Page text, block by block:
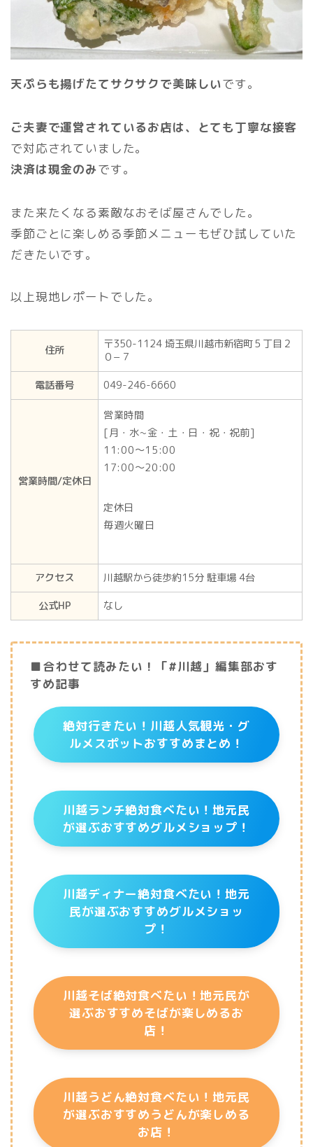
天ぷらも揚げたてサクサクで美味しいです。
ご夫妻で運営されているお店は、とても丁寧な接客
で対応されていました。
決済は現金のみです。
また来たくなる素敵なおそば屋さんでした。
季節ごとに楽しめる季節メニューもぜひ試していた
だきたいです。
以上現地レポートでした。
住所
〒350-1124 埼玉県川越市新宿町５丁目２
０−７
電話番号
049-246-6660
営業時間/定休日
営業時間
[月・水~金・土・日・祝・祝前]
11:00〜15:00
17:00〜20:00
定休日
毎週火曜日
アクセス
川越駅から徒歩約15分 駐車場 4台
公式HP
なし
■合わせて読みたい！「#川越」編集部おす
すめ記事
絶対行きたい！川越人気観光・グ
ルメスポットおすすめまとめ！
川越ランチ絶対食べたい！地元民
が選ぶおすすめグルメショップ！
川越ディナー絶対食べたい！地元
民が選ぶおすすめグルメショッ
プ！
川越そば絶対食べたい！地元民が
選ぶおすすめそばが楽しめるお
店！
川越うどん絶対食べたい！地元民
が選ぶおすすめうどんが楽しめる
お店！